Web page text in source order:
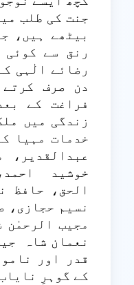
جنت کی طلب
بیٹھے ہیں،
رنق سے
رضائے الٰہی
دن صرف
فراغت کے
زندگی میں
خدمات مہیا
عبدالقدیر،
خوشید
الحق، حافظ
نسیم حجازی،
مجیب الرحمٰن
نعمان شاہ
قدر اور
کے گوہرِ